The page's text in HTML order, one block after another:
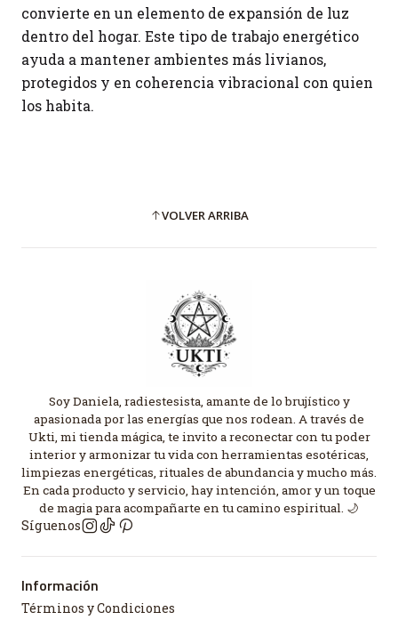
convierte en un elemento de expansión de luz
dentro del hogar. Este tipo de trabajo energético
ayuda a mantener ambientes más livianos,
protegidos y en coherencia vibracional con quien
los habita.
VOLVER ARRIBA
Soy Daniela, radiestesista, amante de lo brujístico y
apasionada por las energías que nos rodean. A través de
Ukti, mi tienda mágica, te invito a reconectar con tu poder
interior y armonizar tu vida con herramientas esotéricas,
limpiezas energéticas, rituales de abundancia y mucho más.
En cada producto y servicio, hay intención, amor y un toque
de magia para acompañarte en tu camino espiritual. 🌙
Síguenos
Información
Términos y Condiciones